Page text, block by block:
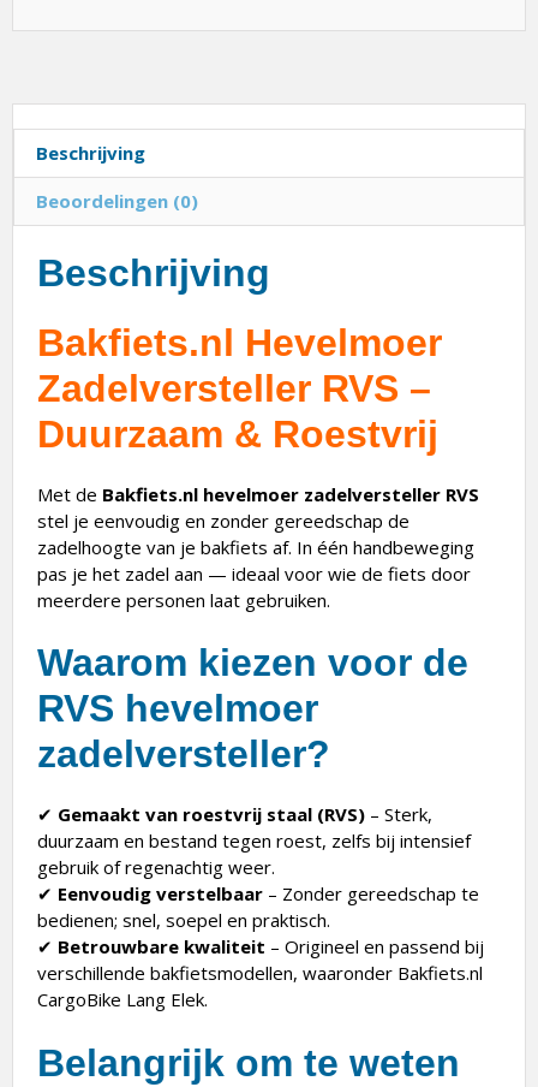
Beschrijving
Beoordelingen (0)
Beschrijving
Bakfiets.nl Hevelmoer
Zadelversteller RVS –
Duurzaam & Roestvrij
Met de Bakfiets.nl hevelmoer zadelversteller RVS
stel je eenvoudig en zonder gereedschap de
zadelhoogte van je bakfiets af. In één handbeweging
pas je het zadel aan — ideaal voor wie de fiets door
meerdere personen laat gebruiken.
Waarom kiezen voor de
RVS hevelmoer
zadelversteller?
✔ Gemaakt van roestvrij staal (RVS) – Sterk,
duurzaam en bestand tegen roest, zelfs bij intensief
gebruik of regenachtig weer.
✔ Eenvoudig verstelbaar – Zonder gereedschap te
bedienen; snel, soepel en praktisch.
✔ Betrouwbare kwaliteit – Origineel en passend bij
verschillende bakfietsmodellen, waaronder Bakfiets.nl
CargoBike Lang Elek.
Belangrijk om te weten